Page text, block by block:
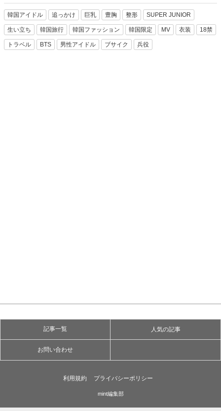
韓国アイドル 追っかけ 巨乳 豊胸 整形 SUPER JUNIOR
生い立ち 韓国旅行 韓国ファッション 韓国限定 MV 衣装 18禁
トラベル BTS 男性アイドル ブサイク 兵役
記事一覧 人気の記事
お問い合わせ
利用規約 プライバシーポリシー
mint編集部